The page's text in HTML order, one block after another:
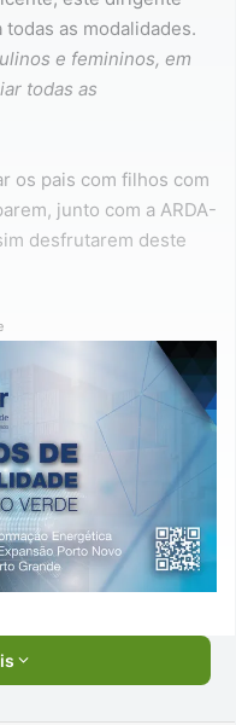
as modalidades.
e femininos, em
todas as
os pais com filhos com
junto com a ARDA-
desfrutarem deste